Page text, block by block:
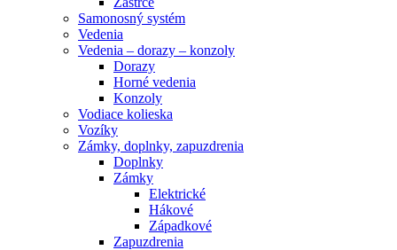
Samonosný systém
Vedenia
Vedenia – dorazy – konzoly
Dorazy
Horné vedenia
Konzoly
Vodiace kolieska
Vozíky
Zámky, doplnky, zapuzdrenia
Doplnky
Zámky
Elektrické
Hákové
Západkové
Zapuzdrenia